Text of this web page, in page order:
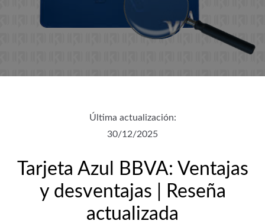
Última actualización:
30/12/2025
Tarjeta Azul BBVA: Ventajas
y desventajas | Reseña
actualizada